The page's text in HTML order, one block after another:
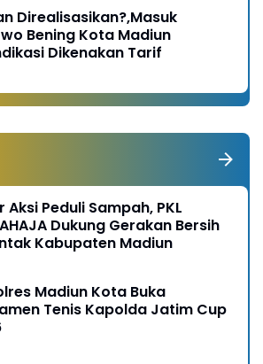
Direalisasikan?,Masuk
Bening Kota Madiun
Dikenakan Tarif
Aksi Peduli Sampah, PKL
Dukung Gerakan Bersih
Kabupaten Madiun
Madiun Kota Buka
Tenis Kapolda Jatim Cup